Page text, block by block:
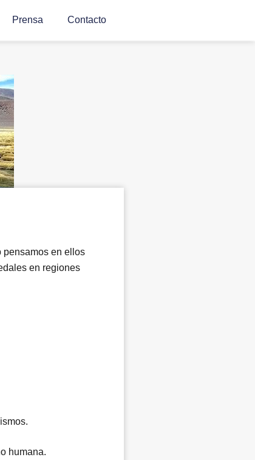
Prensa Contacto
pensamos en ellos
en regiones
humana.